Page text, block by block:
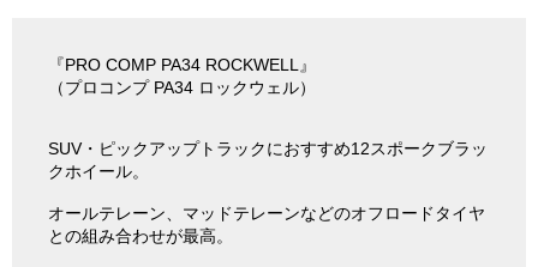
『PRO COMP PA34 ROCKWELL』
（プロコンプ PA34 ロックウェル）
SUV・ピックアップトラックにおすすめ12スポークブラッ
クホイール。
オールテレーン、マッドテレーンなどのオフロードタイヤ
との組み合わせが最高。